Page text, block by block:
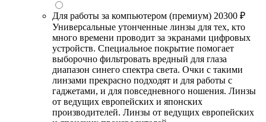
Для работы за компьютером (премиум) 20300 ₽
Универсальные утонченные линзы для тех, кто
много времени проводит за экранами цифровых
устройств. Специальное покрытие помогает
выборочно фильтровать вредный для глаза
диапазон синего спектра света. Очки с такими
линзами прекрасно подходят и для работы с
гаджетами, и для повседневного ношения. Линзы
от ведущих европейских и японских
производителей. Линзы от ведущих европейских